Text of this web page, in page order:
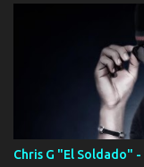
Chris G "El Soldado"